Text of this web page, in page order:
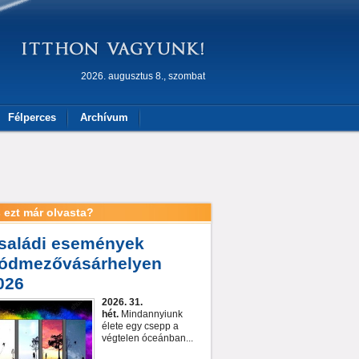
2026. augusztus 8., szombat
Félperces Archívum
ezt már olvasta?
események
2026. 31.
hét. Mindannyiunk
élete egy csepp a
végtelen óceánban...